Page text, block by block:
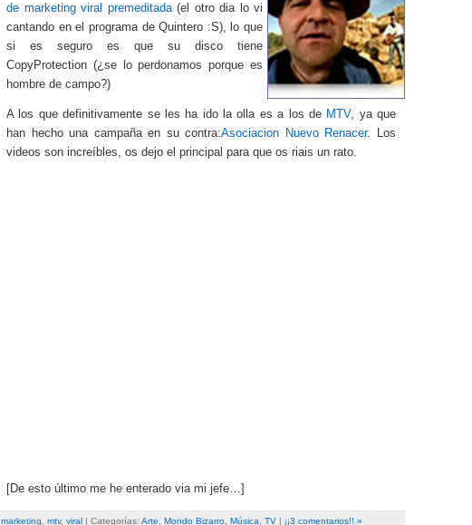
de marketing viral premeditada(el otro dia lo vi
cantando en el programa de Quintero :S), lo que
si es seguro es que su disco tiene
CopyProtection (¿se lo perdonamos porque es
hombre de campo?)
A los que definitivamente se les ha ido la olla es a los de MTV, ya que
han hecho una campaña en su contra:Asociacion Nuevo Renacer. Los
videos son increíbles, os dejo el principal para que os riais un rato.
[De esto último me he enterado via mi jefe…]
marketing mtv, viral | Categorías: Arte Mondo Bizarro Música TV | ¡¡3 comentarios!! »